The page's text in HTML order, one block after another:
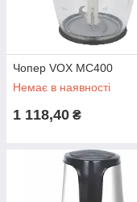
Чопер VOX MC400
Немає в наявності
1 118,40 ₴